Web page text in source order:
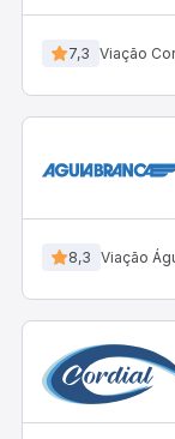
7,3 Viação
8,3 Viação